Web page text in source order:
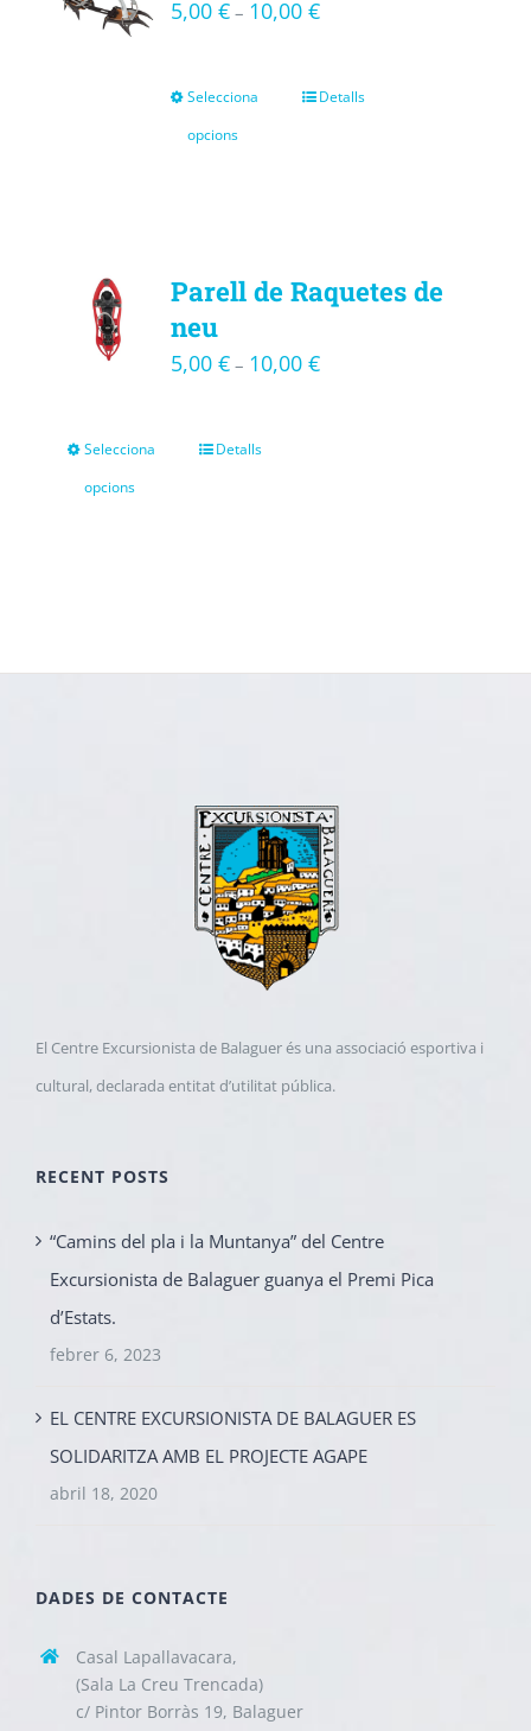
5,00 €– 10,00 €
Selecciona
opcions
Detalls
Parell de Raquetes de
neu
5,00 €– 10,00 €
Selecciona
opcions
Detalls
El Centre Excursionista de Balaguer és una associació esportiva i
cultural, declarada entitat d’utilitat pública.
RECENT POSTS
“Camins del pla i la Muntanya” del Centre
Excursionista de Balaguer guanya el Premi Pica
d’Estats.
febrer 6, 2023
EL CENTRE EXCURSIONISTA DE BALAGUER ES
SOLIDARITZA AMB EL PROJECTE AGAPE
abril 18, 2020
DADES DE CONTACTE
Casal Lapallavacara,
(Sala La Creu Trencada)
c/ Pintor Borràs 19, Balaguer